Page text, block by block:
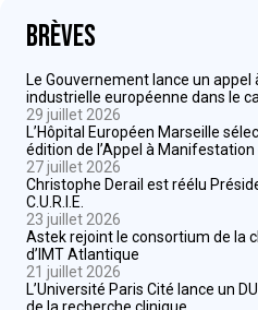
Brèves
Le Gouvernement lance un appel
industrielle européenne dans le
29 juillet 2026
L’Hôpital Européen Marseille
édition de l’Appel à Manifestation
27 juillet 2026
Christophe Derail est réélu
C.U.R.I.E.
23 juillet 2026
Astek rejoint le consortium de la
d’IMT Atlantique
21 juillet 2026
L’Université Paris Cité lance un